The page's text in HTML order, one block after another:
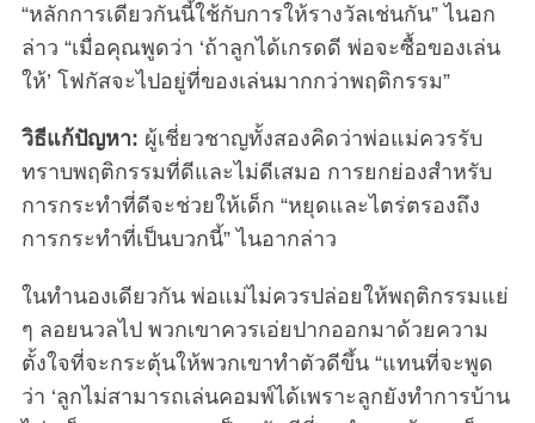
“หลักการเดียวกันนี้ใช้กับการให้รางวัลเช่นกัน” ไนอก
ล่าว “เมื่อคุณพูดว่า ‘ถ้าลูกได้เกรดดี พ่อจะซื้อของเล่น
ให้’ โฟกัสจะไปอยู่ที่ของเล่นมากกว่าพฤติกรรม”
วิธีแก้ปัญหา: ผู้เชี่ยวชาญทั้งสองคิดว่าพ่อแม่ควรรับ
ทราบพฤติกรรมที่ดีและไม่ดีเสมอ การยกย่องสำหรับ
การกระทำที่ดีจะช่วยให้เด็ก “หยุดและไตร่ตรองถึง
การกระทำที่เป็นบวกนี้” ไนอากล่าว
ในทำนองเดียวกัน พ่อแม่ไม่ควรปล่อยให้พฤติกรรมแย่
ๆ ลอยนวลไป พวกเขาควรเอ่ยปากออกมาด้วยความ
ตั้งใจที่จะกระตุ้นให้พวกเขาทำตัวดีขึ้น “แทนที่จะพูด
ว่า ‘ลูกไม่สามารถเล่นคอมพ์ได้เพราะลูกยังทำการบ้าน